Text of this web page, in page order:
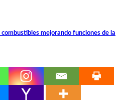
mejorando funciones de la